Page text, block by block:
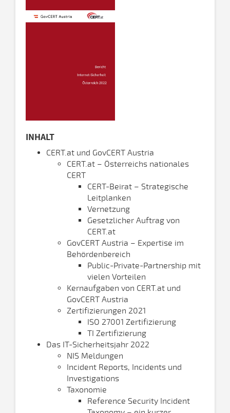
INHALT
CERT.at und GovCERT Austria
CERT.at – Österreichs nationales
CERT
CERT-Beirat – Strategische
Leitplanken
Vernetzung
Gesetzlicher Auftrag von
CERT.at
GovCERT Austria – Expertise im
Behördenbereich
Public-Private-Partnership mit
vielen Vorteilen
Kernaufgaben von CERT.at und
GovCERT Austria
Zertifizierungen 2021
ISO 27001 Zertifizierung
TI Zertifizierung
Das IT-Sicherheitsjahr 2022
NIS Meldungen
Incident Reports, Incidents und
Investigations
Taxonomie
Reference Security Incident